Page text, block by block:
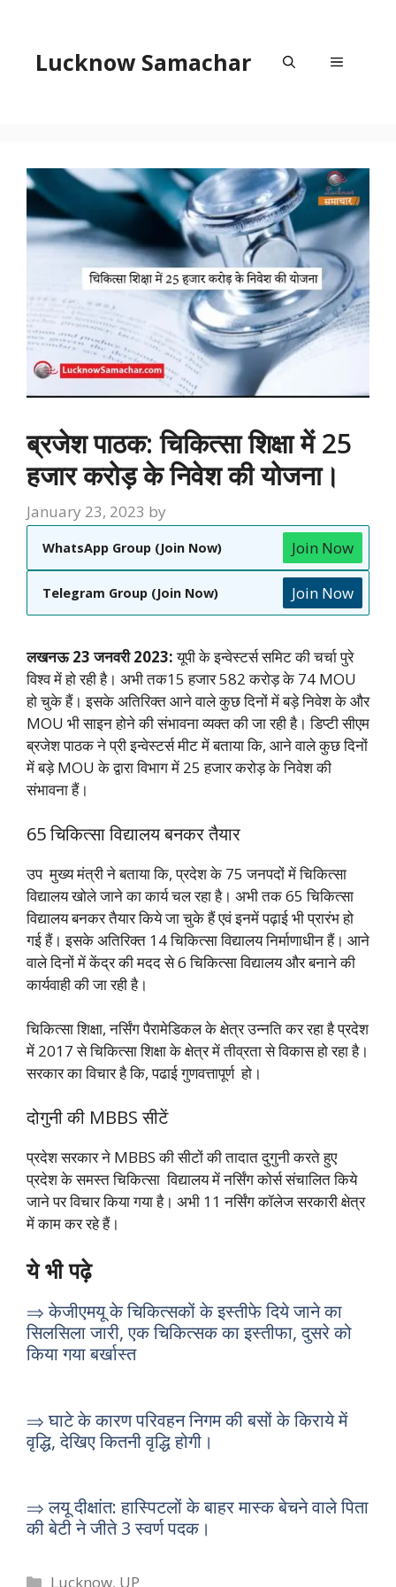
contentLucknow Samachar Menu
ब्रजेश पाठक: चिकित्सा शिक्षा में 25
हजार करोड़ के निवेश की योजना।
January 23, 2023 by
WhatsApp Group (Join Now) Join Now
Telegram Group (Join Now) Join Now
लखनऊ 23 जनवरी 2023:यूपी के इन्वेस्टर्स समिट की चर्चा पुरे
विश्व में हो रही है। अभी तक15 हजार 582 करोड़ के 74 MOU
हो चुके हैं। इसके अतिरिक्त आने वाले कुछ दिनों में बड़े निवेश के और
MOU भी साइन होने की संभावना व्यक्त की जा रही है। डिप्टी सीएम
ब्रजेश पाठक ने प्री इन्वेस्टर्स मीट में बताया कि, आने वाले कुछ दिनों
में बड़े MOU के द्वारा विभाग में 25 हजार करोड़ के निवेश की
संभावना हैं।
65 चिकित्साविद्यालयबनकर तैयार
उप मुख्य मंत्री ने बताया कि, प्रदेश के 75 जनपदों में चिकित्सा
विद्यालय खोले जाने का कार्य चल रहा है। अभी तक 65 चिकित्सा
विद्यालय बनकर तैयार किये जा चुके हैं एवं इनमें पढ़ाई भी प्रारंभ हो
गई हैं। इसके अतिरिक्त 14 चिकित्सा विद्यालय निर्माणाधीन हैं। आने
वाले दिनों में केंद्र की मदद से 6 चिकित्सा विद्यालय और बनाने की
कार्यवाही की जा रही है।
चिकित्सा शिक्षा, नर्सिंग पैरामेडिकल के क्षेत्र उन्नति कर रहा है प्रदेश
में 2017 से चिकित्सा शिक्षा के क्षेत्र में तीव्रता से विकास हो रहा है।
सरकार का विचार है कि, पढाई गुणवत्तापूर्ण हो।
दोगुनी की MBBS सीटें
प्रदेश सरकार ने MBBS की सीटों की तादात दुगुनी करते हुए
प्रदेश के समस्त चिकित्सा विद्यालय में नर्सिंग कोर्स संचालितकिये
जाने पर विचार किया गया है। अभी 11 नर्सिंग कॉलेज सरकारी क्षेत्र
में काम कर रहे हैं।
ये भी पढ़े
⇒ केजीएमयू के चिकित्सकों के इस्तीफे दिये जाने का
सिलसिला जारी, एक चिकित्सक का इस्तीफा, दुसरे को
किया गया बर्खास्त
⇒ घाटे के कारण परिवहन निगम की बसों के किराये में
वृद्धि, देखिए कितनी वृद्धि होगी।
⇒ लयू दीक्षांत: हास्पिटलों के बाहर मास्क बेचने वाले पिता
की बेटी ने जीते 3 स्वर्ण पदक।
Categories
Lucknow, UP